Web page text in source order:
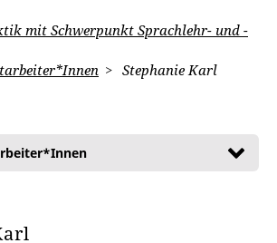
mit Schwerpunkt Sprachlehr- und -
Stephanie Karl